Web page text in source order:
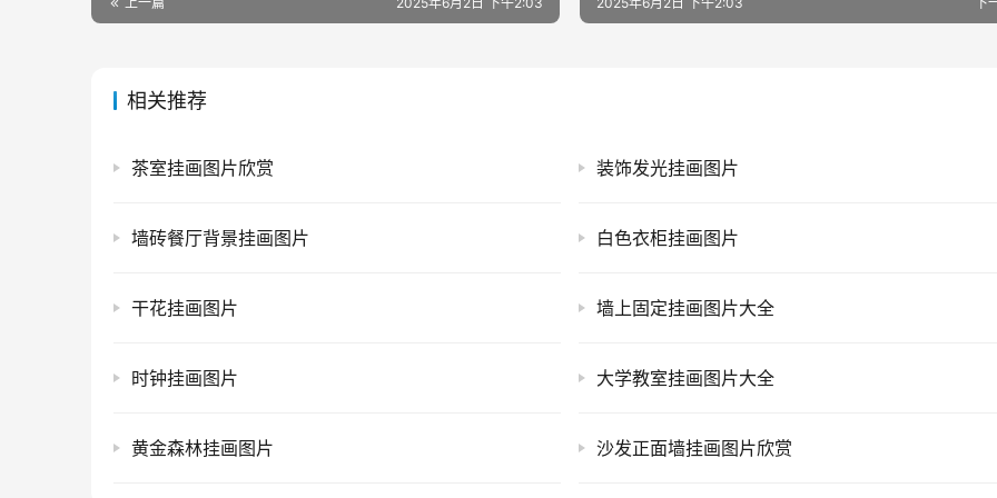
相关推荐
茶室挂画图片欣赏 装饰发光挂画图片
墙砖餐厅背景挂画图片 白色衣柜挂画图片
干花挂画图片 墙上固定挂画图片大全
时钟挂画图片 大学教室挂画图片大全
黄金森林挂画图片 沙发正面墙挂画图片欣赏